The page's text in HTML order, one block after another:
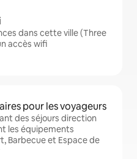
dans cette ville (Three
accès wifi
pour les voyageurs
des séjours direction
les équipements
Barbecue et Espace de